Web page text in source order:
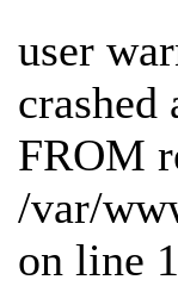
user
FROM
/var/
on line